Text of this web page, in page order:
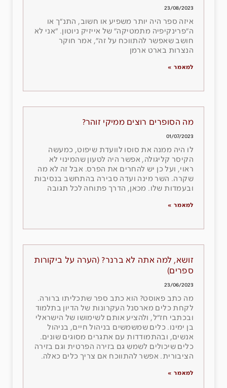
23/08/2023
איזה ספר היה יותר משפיע או חשוב, התנ״ך או
ה״פרינקיפיה מתמטיקה״ של אייזיק ניוטון. ״אני לא
חושב שאפשר להתווכח על זה״, אמר חוקר
הנצרות בארט ארמן
למאמר »
מה הסופרים רוצים ממיקי זוהר?
01/07/2023
לו היה ממנה את סוסו לוועדת שיפוט, כמעשה
הקיסר קליגולה, אפשר היה לטעון שהמינוי לא
ראוי, ועל כן יש להחרים את הפרס. אבל זה לא מה
שקרה. השר מינה ועדה סבירה בהתחשב בנסיבות
ובעמדות שלו. מכאן, הדרך פתוחה לכל תגובה
למאמר »
זושא, למה אתה לא ברנר? (הערה על ביקורות
ספרים)
23/06/2023
מה כתב פאוסט? הוא כתב ספר שתכליתו ברורה.
לקחת כלים מארסנל העקרונות של הדיון בתלמוד
ובכתבי חז״ל, ולהציע אותם לשימושו של הישראלי
בן ימינו. כלים שמשמשים בניהול חיים, בניהול
אנשים, ובהתמודדות עם אתגרים מסוגים שונים.
כלים שיכולים לשמש גם בזירה הפרטית וגם בזירה
הציבורית. אפשר להתווכח אם צריך כלים כאלה.
למאמר »